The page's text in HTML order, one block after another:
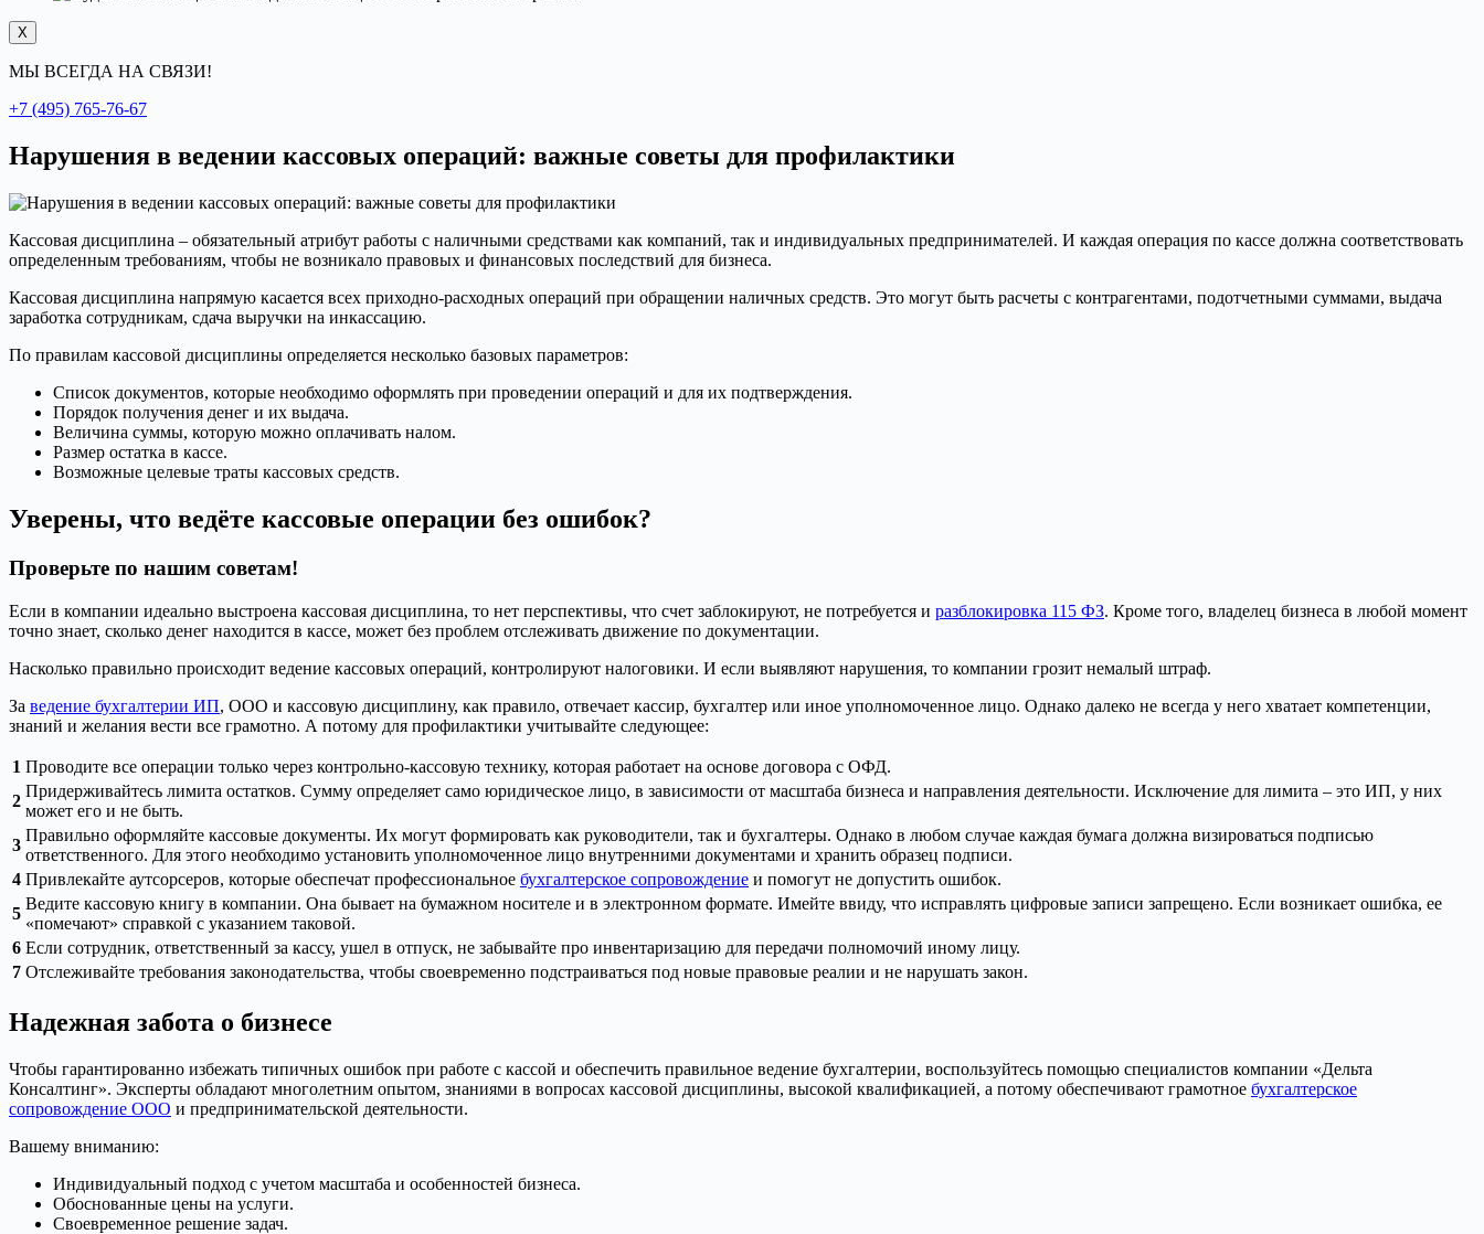
X
МЫ ВСЕГДА НА СВЯЗИ!
+7 (495) 765-76-67
Нарушения в ведении кассовых операций: важные советы для профилактики
Кассовая дисциплина – обязательный атрибут работы с наличными средствами как компаний, так и индивидуальных предпринимателей. И каждая операция по кассе должна соответствовать
определенным требованиям, чтобы не возникало правовых и финансовых последствий для бизнеса.
Кассовая дисциплина напрямую касается всех приходно-расходных операций при обращении наличных средств. Это могут быть расчеты с контрагентами, подотчетными суммами, выдача
заработка сотрудникам, сдача выручки на инкассацию.
По правилам кассовой дисциплины определяется несколько базовых параметров:
Список документов, которые необходимо оформлять при проведении операций и для их подтверждения.
Порядок получения денег и их выдача.
Величина суммы, которую можно оплачивать налом.
Размер остатка в кассе.
Возможные целевые траты кассовых средств.
Уверены, что ведёте кассовые операции без ошибок?
Проверьте по нашим советам!
Если в компании идеально выстроена кассовая дисциплина, то нет перспективы, что счет заблокируют, не потребуется и разблокировка 115 ФЗ. Кроме того, владелец бизнеса в любой момент
точно знает, сколько денег находится в кассе, может без проблем отслеживать движение по документации.
Насколько правильно происходит ведение кассовых операций, контролируют налоговики. И если выявляют нарушения, то компании грозит немалый штраф.
За ведение бухгалтерии ИП, ООО и кассовую дисциплину, как правило, отвечает кассир, бухгалтер или иное уполномоченное лицо. Однако далеко не всегда у него хватает компетенции,
знаний и желания вести все грамотно. А потому для профилактики учитывайте следующее:
1 Проводите все операции только через контрольно-кассовую технику, которая работает на основе договора с ОФД.
2
Придерживайтесь лимита остатков. Сумму определяет само юридическое лицо, в зависимости от масштаба бизнеса и направления деятельности. Исключение для лимита – это ИП, у них
может его и не быть.
3
Правильно оформляйте кассовые документы. Их могут формировать как руководители, так и бухгалтеры. Однако в любом случае каждая бумага должна визироваться подписью
ответственного. Для этого необходимо установить уполномоченное лицо внутренними документами и хранить образец подписи.
4 Привлекайте аутсорсеров, которые обеспечат профессиональное бухгалтерское сопровождение и помогут не допустить ошибок.
5
Ведите кассовую книгу в компании. Она бывает на бумажном носителе и в электронном формате. Имейте ввиду, что исправлять цифровые записи запрещено. Если возникает ошибка, ее
«помечают» справкой с указанием таковой.
6 Если сотрудник, ответственный за кассу, ушел в отпуск, не забывайте про инвентаризацию для передачи полномочий иному лицу.
7 Отслеживайте требования законодательства, чтобы своевременно подстраиваться под новые правовые реалии и не нарушать закон.
Надежная забота о бизнесе
Чтобы гарантированно избежать типичных ошибок при работе с кассой и обеспечить правильное ведение бухгалтерии, воспользуйтесь помощью специалистов компании «Дельта
Консалтинг». Эксперты обладают многолетним опытом, знаниями в вопросах кассовой дисциплины, высокой квалификацией, а потому обеспечивают грамотное бухгалтерское
сопровождение ООО и предпринимательской деятельности.
Вашему вниманию:
Индивидуальный подход с учетом масштаба и особенностей бизнеса.
Обоснованные цены на услуги.
Своевременное решение задач.